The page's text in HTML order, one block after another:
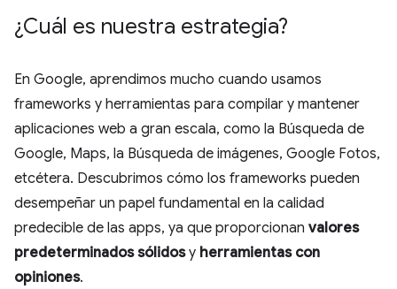
¿Cuál es nuestra estrategia?
En Google, aprendimos mucho cuando usamos
frameworks y herramientas para compilar y mantener
aplicaciones web a gran escala, como la Búsqueda de
Google, Maps, la Búsqueda de imágenes, Google Fotos,
etcétera. Descubrimos cómo los frameworks pueden
desempeñar un papel fundamental en la calidad
predecible de las apps, ya que proporcionan valores
predeterminados sólidosy herramientas con
opiniones.